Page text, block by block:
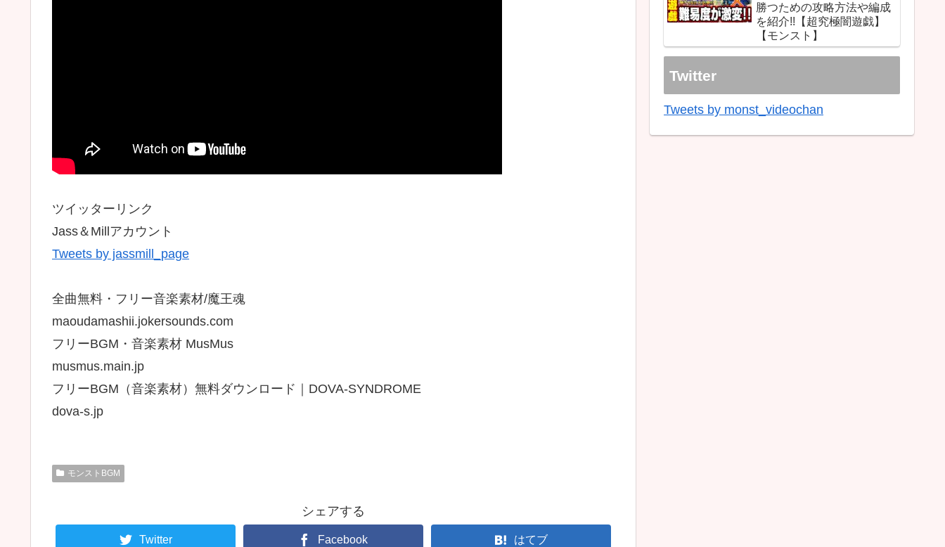
ツイッターリンク
Jass＆Millアカウント
Tweets by jassmill_page
全曲無料・フリー音楽素材/魔王魂
maoudamashii.jokersounds.com
フリーBGM・音楽素材 MusMus
musmus.main.jp
フリーBGM（音楽素材）無料ダウンロード｜DOVA-SYNDROME
dova-s.jp
モンストBGM
シェアする
Twitter Facebook はてブ
勝つための攻略方法や編成
を紹介!!【超究極闇遊戯】
【モンスト】
Twitter
Tweets by monst_videochan